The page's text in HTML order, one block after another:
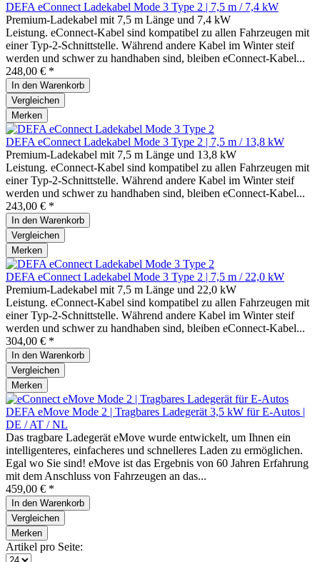
DEFA eConnect Ladekabel Mode 3 Type 2 | 7,5 m / 7,4 kW
Premium-Ladekabel mit 7,5 m Länge und 7,4 kW
Leistung. eConnect-Kabel sind kompatibel zu allen Fahrzeugen mit
einer Typ-2-Schnittstelle. Während andere Kabel im Winter steif
werden und schwer zu handhaben sind, bleiben eConnect-Kabel...
248,00 € *
In den Warenkorb
Vergleichen
Merken
DEFA eConnect Ladekabel Mode 3 Type 2 | 7,5 m / 13,8 kW
Premium-Ladekabel mit 7,5 m Länge und 13,8 kW
Leistung. eConnect-Kabel sind kompatibel zu allen Fahrzeugen mit
einer Typ-2-Schnittstelle. Während andere Kabel im Winter steif
werden und schwer zu handhaben sind, bleiben eConnect-Kabel...
243,00 € *
In den Warenkorb
Vergleichen
Merken
DEFA eConnect Ladekabel Mode 3 Type 2 | 7,5 m / 22,0 kW
Premium-Ladekabel mit 7,5 m Länge und 22,0 kW
Leistung. eConnect-Kabel sind kompatibel zu allen Fahrzeugen mit
einer Typ-2-Schnittstelle. Während andere Kabel im Winter steif
werden und schwer zu handhaben sind, bleiben eConnect-Kabel...
304,00 € *
In den Warenkorb
Vergleichen
Merken
DEFA eMove Mode 2 | Tragbares Ladegerät 3,5 kW für E-Autos |
DE / AT / NL
Das tragbare Ladegerät eMove wurde entwickelt, um Ihnen ein
intelligenteres, einfacheres und schnelleres Laden zu ermöglichen.
Egal wo Sie sind! eMove ist das Ergebnis von 60 Jahren Erfahrung
mit dem Anschluss von Fahrzeugen an das...
459,00 € *
In den Warenkorb
Vergleichen
Merken
Artikel pro Seite: